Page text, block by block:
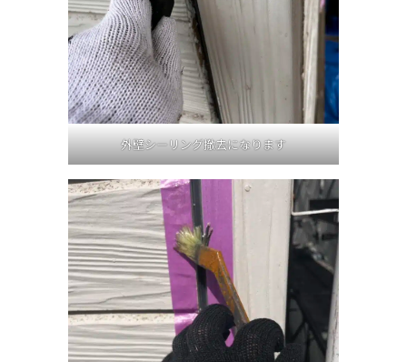
外壁シーリング撤去になります